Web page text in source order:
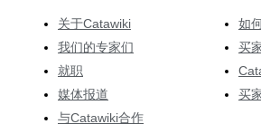
关于Catawiki
我们的专家们
就职
媒体报道
与Catawiki合作
如
买
买